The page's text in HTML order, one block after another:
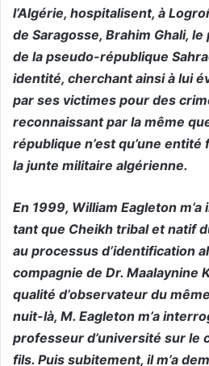
l’Algérie, hospitalisent, à
de Saragosse, Brahim Ghali,
de la pseudo-république
identité, cherchant ainsi à lui
par ses victimes pour des
reconnaissant par la même
république n’est qu’une
la junte militaire algérienne.
En 1999, William Eagleton
tant que Cheikh tribal et natif
au processus d’identification
compagnie de Dr. Maalaynine
qualité d’observateur du
nuit-là, M. Eagleton m’a
professeur d’université sur le
fils. Puis subitement, il m’a